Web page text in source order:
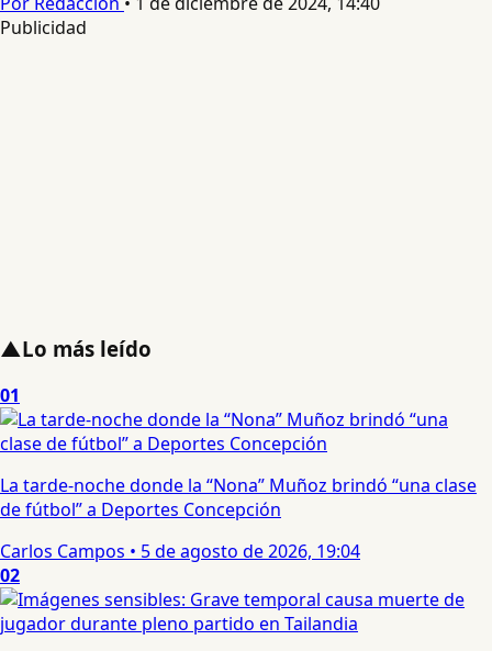
Publicidad
▲Lo más leído
01
La tarde-noche donde la “Nona” Muñoz brindó “una clase
de fútbol” a Deportes Concepción
Carlos Campos • 5 de agosto de 2026, 19:04
02